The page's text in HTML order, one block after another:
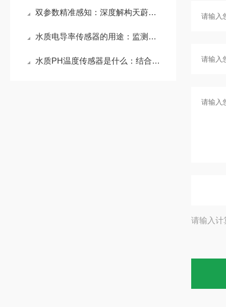
双参数精准感知：深度解构天蔚环境水质pH温度传感器的电化学测量原理
水质电导率传感器的用途：监测养殖水体盐度与离子平衡，科学调控换水与投饵
水质PH温度传感器是什么：结合PH值测量与温度监测功能的复合型水质传感器
请输入计